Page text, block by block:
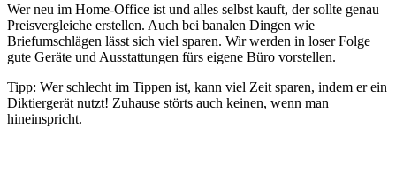
Wer neu im Home-Office ist und alles selbst kauft, der sollte genau
Preisvergleiche erstellen. Auch bei banalen Dingen wie
Briefumschlägen lässt sich viel sparen. Wir werden in loser Folge
gute Geräte und Ausstattungen fürs eigene Büro vorstellen.
Tipp: Wer schlecht im Tippen ist, kann viel Zeit sparen, indem er ein
Diktiergerät nutzt! Zuhause störts auch keinen, wenn man
hineinspricht.